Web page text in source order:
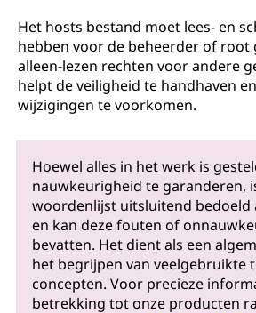
Het hosts bestand moet lees- en
hebben voor de beheerder of root
alleen-lezen rechten voor andere
helpt de veiligheid te handhaven
wijzigingen te voorkomen.
Hoewel alles in het werk is
nauwkeurigheid te garanderen,
woordenlijst uitsluitend bedoeld
en kan deze fouten of
bevatten. Het dient als een
het begrijpen van veelgebruikte
concepten. Voor precieze
betrekking tot onze producten